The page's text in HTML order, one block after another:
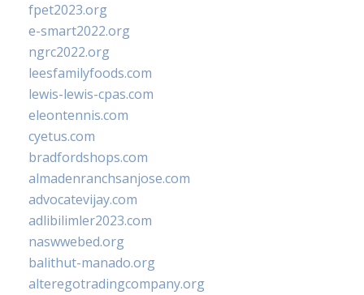
fpet2023.org
e-smart2022.org
ngrc2022.org
leesfamilyfoods.com
lewis-lewis-cpas.com
eleontennis.com
cyetus.com
bradfordshops.com
almadenranchsanjose.com
advocatevijay.com
adlibilimler2023.com
naswwebed.org
balithut-manado.org
alteregotradingcompany.org